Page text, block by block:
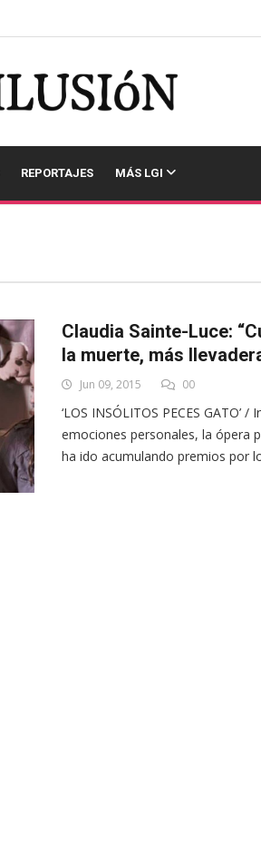
REPORTAJES MÁS LGI
Claudia Sainte-Luce:
la muerte, más
Jun 09, 2015 00
‘LOS INSÓLITOS PECES GATO’
emociones personales, la ópera
ha ido acumulando premios por